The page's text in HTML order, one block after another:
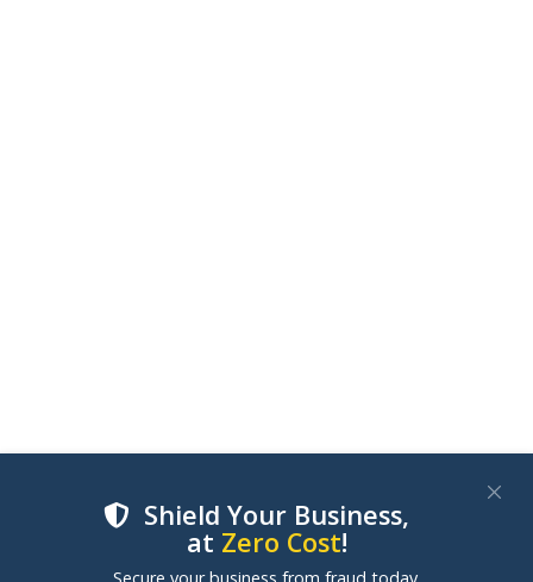
Shield Your Business,
at Zero Cost!
We use cookies to improve your experience on our